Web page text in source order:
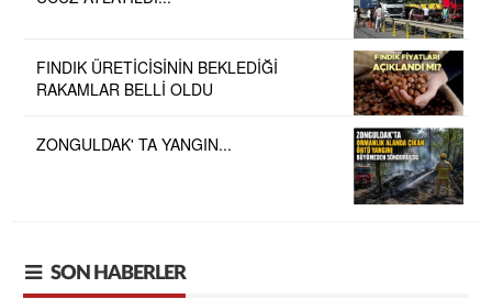
FINDIK ÜRETİCİSİNİN BEKLEDİĞİ
RAKAMLAR BELLİ OLDU
ZONGULDAK' TA YANGIN...
SON HABERLER